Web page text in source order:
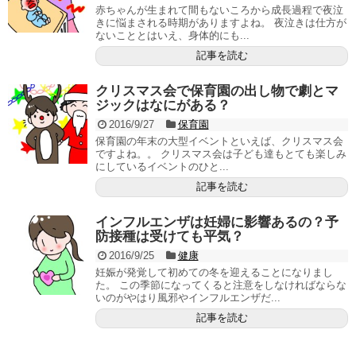
赤ちゃんが生まれて間もないころから成長過程で夜泣
きに悩まされる時期がありますよね。 夜泣きは仕方が
ないこととはいえ、身体的にも...
記事を読む
クリスマス会で保育園の出し物で劇とマ
ジックはなにがある？
2016/9/27
保育園
保育園の年末の大型イベントといえば、クリスマス会
ですよね。。 クリスマス会は子ども達もとても楽しみ
にしているイベントのひと...
記事を読む
インフルエンザは妊婦に影響あるの？予
防接種は受けても平気？
2016/9/25
健康
妊娠が発覚して初めての冬を迎えることになりまし
た。 この季節になってくると注意をしなければならな
いのがやはり風邪やインフルエンザだ...
記事を読む